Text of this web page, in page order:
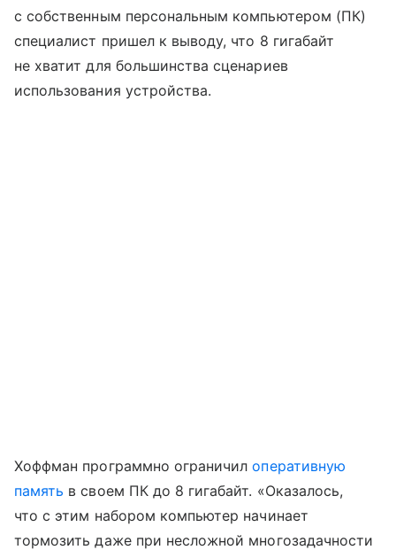
с собственным персональным компьютером (ПК)
специалист пришел к выводу, что 8 гигабайт
не хватит для большинства сценариев
использования устройства.
Хоффман программно ограничилоперативную
память в своем ПК до 8 гигабайт. «Оказалось,
что с этим набором компьютер начинает
тормозить даже при несложной многозадачности